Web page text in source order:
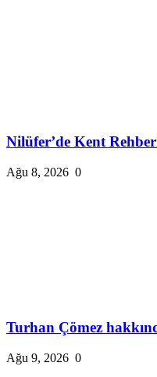
Nilüfer’de Kent
Ağu 8, 2026 0
Turhan Çömez
Ağu 9, 2026 0